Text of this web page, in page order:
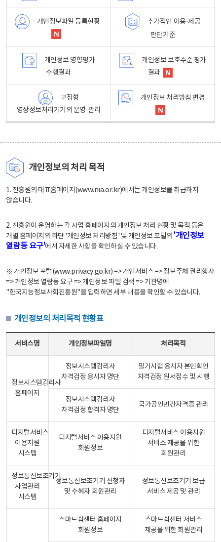
개인정보파일 등록현황
추가적인 이용·제공
판단기준
개인정보 영향평가
수행결과
개인정보 보호수준 평가
결과
고정형
영상정보처리기기의 운영·관리
개인정보 처리방침 변경
개인정보의 처리 목적
1. 진흥원의 대표홈페이지(www.nia.or.kr)에서는 개인정보를 취급하지
않습니다.
2. 진흥원이 운영하는 각 사업 홈페이지의 개인정보 처리 현황 및 목적 등은
개별 홈페이지의 하단 '개인정보 처리방침' 및 개인정보 포털의 '개인정보
열람등 요구'에서 자세한 사항을 확인하실 수 있습니다.
※ 개인정보 포털(www.privacy.go.kr) => 개인서비스 => 정보주체 권리행사
=> 개인정보 열람등 요구 => 개인정보 파일 검색 => 기관명에
"한국지능정보사회진흥원"을 입력하면 세부 내용을 확인할 수 있습니다.
개인정보의 처리목적 현황표
서비스명 개인정보파일명 처리목적
정보시스템감리사
홈페이지
정보시스템감리사
자격검정 응시자 명단
필기시험 응시자 본인확인
자격검정 원서접수 및 시행
정보시스템감리사
자격검정 합격자 명단
국가공인민간자격증 관리
디지털서비스
이용지원
시스템
디지털서비스 이용지원
회원정보
디지털서비스 이용지원
서비스 제공을 위한
회원관리
정보통신보조기기
사업관리
시스템
정보통신보조기기 신청자
및 수혜자 회원관리
정보통신보조기기 보급
서비스 제공 및 관리
스마트쉼센터 홈페이지
회원정보
스마트쉼센터 서비스
제공을 위한 회원관리